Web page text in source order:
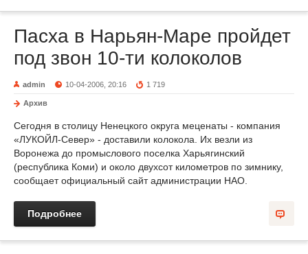
Пасха в Нарьян-Маре пройдет
под звон 10-ти колоколов
admin 10-04-2006, 20:16 1 719
Архив
Сегодня в столицу Ненецкого округа меценаты - компания
«ЛУКОЙЛ-Север» - доставили колокола. Их везли из
Воронежа до промыслового поселка Харьягинский
(республика Коми) и около двухсот километров по зимнику,
сообщает официальный сайт администрации НАО.
Подробнее